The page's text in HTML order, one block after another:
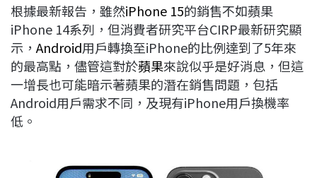
b
o
o
k
a
d
s
e
d
I
n
L
i
n
k
根據最新報告，雖然iPhone 15的銷售不如蘋果
iPhone 14系列，但消費者研究平台CIRP最新研究顯
示， Android用戶轉換至iPhone的比例達到了5年來
的最高點，儘管這對於蘋果來說似乎是好消息，但這
一增長也可能暗示著蘋果的潛在銷售問題，包括
Android用戶需求不同，及現有iPhone用戶換機率
低。